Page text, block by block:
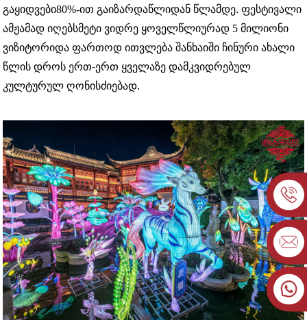
გაყიდვები80%-ით გაიზარდაწლიდან წლამდე. ფესტივალი
ამჟამად იღებსმეტი ვიდრე ყოველწლიურად 5 მილიონი
ვიზიტორიდა ფართოდ ითვლება შანხაიში ჩინური ახალი
წლის დროს ერთ-ერთ ყველაზე დამკვიდრებულ
კულტურულ ღონისძიებად.